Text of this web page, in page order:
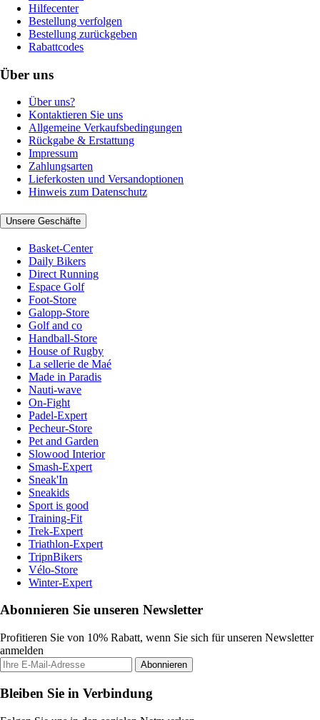
Hilfecenter
Bestellung verfolgen
Bestellung zurückgeben
Rabattcodes
Über uns
Über uns?
Kontaktieren Sie uns
Allgemeine Verkaufsbedingungen
Rückgabe & Erstattung
Impressum
Zahlungsarten
Lieferkosten und Versandoptionen
Hinweis zum Datenschutz
Unsere Geschäfte
Basket-Center
Daily Bikers
Direct Running
Espace Golf
Foot-Store
Galopp-Store
Golf and co
Handball-Store
House of Rugby
La sellerie de Maé
Made in Paradis
Nauti-wave
On-Fight
Padel-Expert
Pecheur-Store
Pet and Garden
Slowood Interior
Smash-Expert
Sneak'In
Sneakids
Sport is good
Training-Fit
Trek-Expert
Triathlon-Expert
TripnBikers
Vélo-Store
Winter-Expert
Abonnieren Sie unseren Newsletter
Profitieren Sie von 10% Rabatt, wenn Sie sich für unseren Newsletter
anmelden
Abonnieren
Bleiben Sie in Verbindung